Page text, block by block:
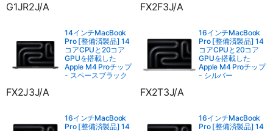
G1JR2J/A FX2F3J/A
14インチMacBook
Pro [整備済製品] 14
コアCPUと20コア
GPUを搭載した
Apple M4 Proチップ
- スペースブラック
FX2J3J/A
16インチMacBook
Pro [整備済製品] 14
コアCPUと20コア
GPUを搭載した
Apple M4 Proチップ
- シルバー
FX2T3J/A
16インチMacBook
Pro [整備済製品] 14
16インチMacBook
Pro [整備済製品] 14